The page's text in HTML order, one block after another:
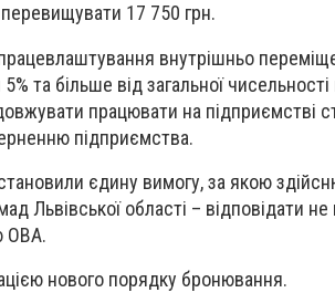
17 750 грн.
внутрішньо
та більше від загальної
працювати на підприємстві
підприємства.
єдину вимогу, за якою
Львівської області – відповідати
ОВА.
нового порядку бронювання.